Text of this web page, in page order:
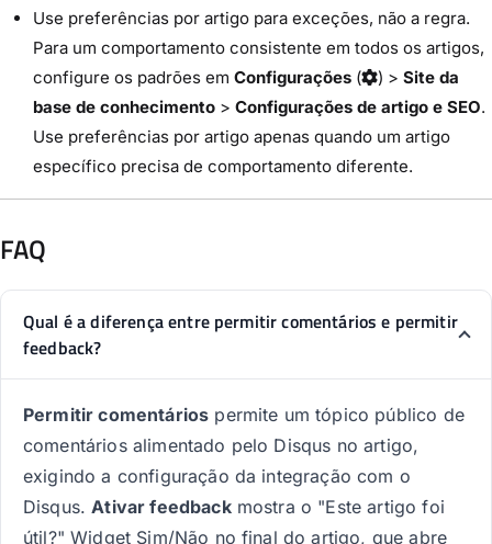
Use preferências por artigo para exceções, não a regra.
Para um comportamento consistente em todos os artigos,
configure os padrões em Configurações ( ) > Site da
base de conhecimento > Configurações de artigo e SEO.
Use preferências por artigo apenas quando um artigo
específico precisa de comportamento diferente.
FAQ
Qual é a diferença entre permitir comentários e permitir
feedback?
Permitir comentários permite um tópico público de
comentários alimentado pelo Disqus no artigo,
exigindo a configuração da integração com o
Disqus.Ativar feedbackmostra o "Este artigo foi
útil?" Widget Sim/Não no final do artigo, que abre